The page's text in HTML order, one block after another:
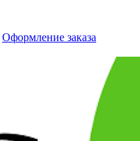
Оформление заказа